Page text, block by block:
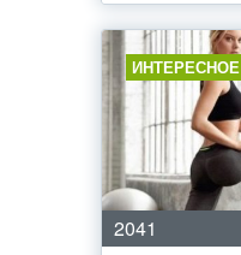
ИНТЕРЕСНОЕ
2041